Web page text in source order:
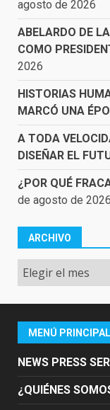
agosto de 2026
ABELARDO DE
COMO
2026
HISTORIAS
MARCÓ UNA
A TODA
DISEÑAR EL
¿POR QUÉ
de agosto de 2026
ARCHIVO
Archivo
MENÚ PRINCIPAL
NEWS PRESS
¿QUIÉNES